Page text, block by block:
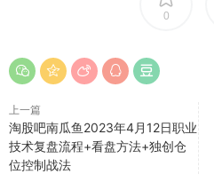
0
上一篇
淘股吧南瓜鱼2023年4月12日职业
技术复盘流程+看盘方法+独创仓
位控制战法